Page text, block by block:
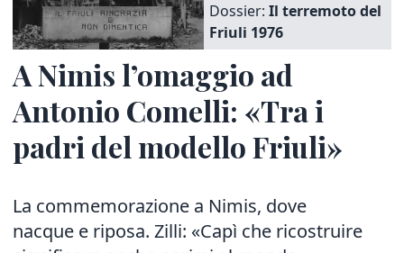
Dossier:Il terremoto del
Friuli 1976
A Nimis l’omaggio ad
Antonio Comelli: «Tra i
padri del modello Friuli»
La commemorazione a Nimis, dove
nacque e riposa. Zilli: «Capì che ricostruire